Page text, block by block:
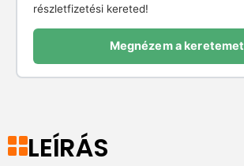
részletfizetési kereted!
Megnézem a keretemet
LEÍRÁS